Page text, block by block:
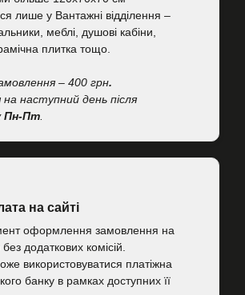
лише у Вантажні відділення –
меблі, душові кабіни,
плитка тощо.
– 400 грн.
на наступний день після
Пн-Пт
на сайті
оформлення замовлення на
додаткових комісій.
використовуватися платіжна
банку в рамках доступних її